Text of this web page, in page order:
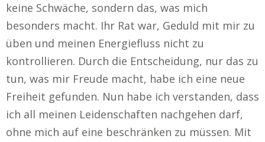
keine Schwäche, sondern das, was mich
besonders macht. Ihr Rat war, Geduld mit mir zu
üben und meinen Energiefluss nicht zu
kontrollieren. Durch die Entscheidung, nur das zu
tun, was mir Freude macht, habe ich eine neue
Freiheit gefunden. Nun habe ich verstanden, dass
ich all meinen Leidenschaften nachgehen darf,
ohne mich auf eine beschränken zu müssen. Mit